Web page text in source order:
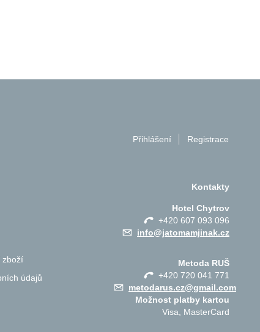
Přihlášení Registrace
zboží
údajů
Kontakty
Hotel Chytrov
+420 607 093 096
info@jatomamjinak.cz
Metoda RUŠ
+420 720 041 771
metodarus.cz@gmail.com
Možnost platby kartou
Visa, MasterCard